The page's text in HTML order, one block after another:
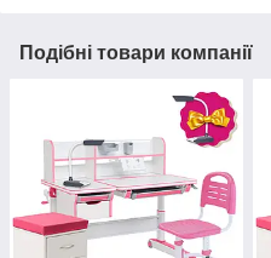
Подібні товари компанії